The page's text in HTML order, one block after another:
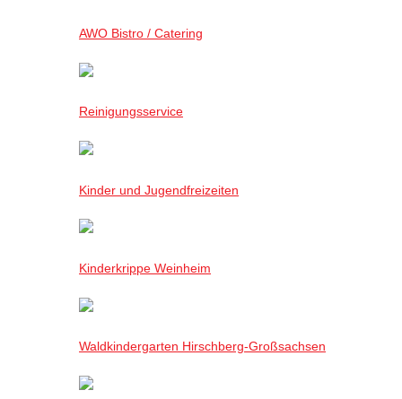
AWO Bistro / Catering
Reinigungsservice
Kinder und Jugendfreizeiten
Kinderkrippe Weinheim
Waldkindergarten Hirschberg-Großsachsen